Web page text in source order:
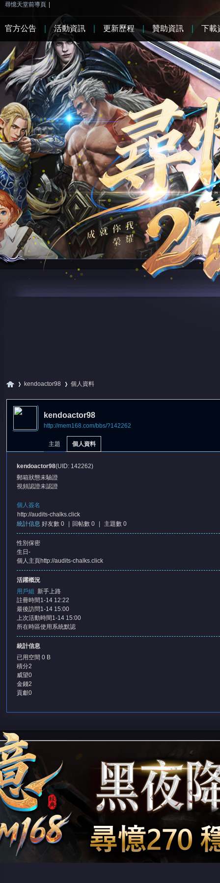
尋憶天堂前導頁
kendoactor98
›
個人資料
kendoactor98
http://mem168.com/bbs/?142262
主題 個人資料
kendoactor98(UID: 142262)
郵箱狀態未驗證
視頻認證未認證
個人簽名
http://audits-chalks.click
統計信息 好友數 0 回帖數 0 主題數 0
性別 保密
生日 -
個人主頁http://audits-chalks.click
活躍概況
用戶組
新手上路
註冊時間 1-14 12:22
最後訪問1-14 15:00
上次活動時間 1-14 15:00
所在時區使用系統默認
統計信息
已用空間 0 B
積分2
威望0
金錢2
貢獻0